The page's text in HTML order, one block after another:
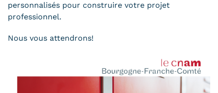
l'Expérience (VAE)
Validation des acquis
professionnels et personnels
personnalisés pour construire votre projet
professionnel.
Nous vous attendrons!